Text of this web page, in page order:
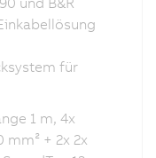
für
1 m, 4x
mm² + 2x 2x